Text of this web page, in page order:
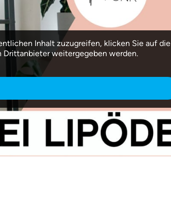
Inhalt zuzugreifen, klicken Sie auf die
Drittanbieter weitergegeben werden.